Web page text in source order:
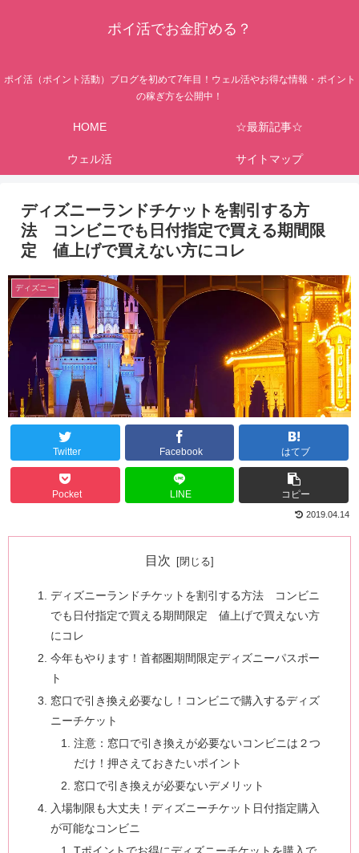
ポイ活でお金貯める？
ポイ活（ポイント活動）ブログを初めて7年目！ウェル活やお得な情報・ポイント
の稼ぎ方を公開中！
HOME ☆最新記事☆
ウェル活 サイトマップ
ディズニーランドチケットを割引する方
法 コンビニでも日付指定で買える期間限
定 値上げで買えない方にコレ
ディズニー
Twitter Facebook はてブ
Pocket LINE コピー
2019.04.14
目次
ディズニーランドチケットを割引する方法 コンビニ
でも日付指定で買える期間限定 値上げで買えない方
にコレ
今年もやります！首都圏期間限定ディズニーパスポー
ト
窓口で引き換え必要なし！コンビニで購入するディズ
ニーチケット
注意：窓口で引き換えが必要ないコンビニは２つ
だけ！押さえておきたいポイント
窓口で引き換えが必要ないデメリット
入場制限も大丈夫！ディズニーチケット日付指定購入
が可能なコンビニ
Tポイントでお得にディズニーチケットを購入で